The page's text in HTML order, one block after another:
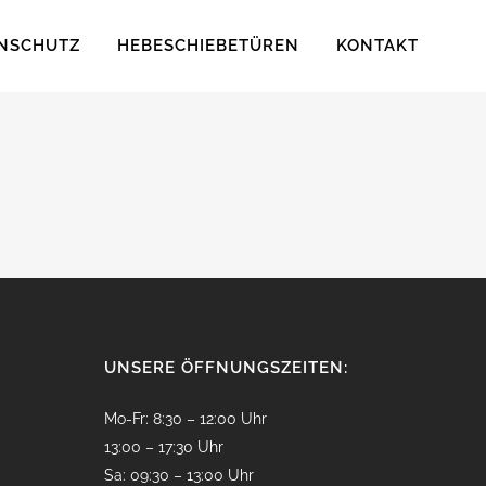
HEBESCHIEBETÜREN KONTAKT
UNSERE ÖFFNUNGSZEITEN:
Mo-Fr: 8:30 – 12:00 Uhr
13:00 – 17:30 Uhr
Sa: 09:30 – 13:00 Uhr